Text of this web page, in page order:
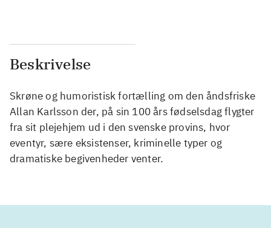
Beskrivelse
Skrøne og humoristisk fortælling om den åndsfriske
Allan Karlsson der, på sin 100 års fødselsdag flygter
fra sit plejehjem ud i den svenske provins, hvor
eventyr, sære eksistenser, kriminelle typer og
dramatiske begivenheder venter.